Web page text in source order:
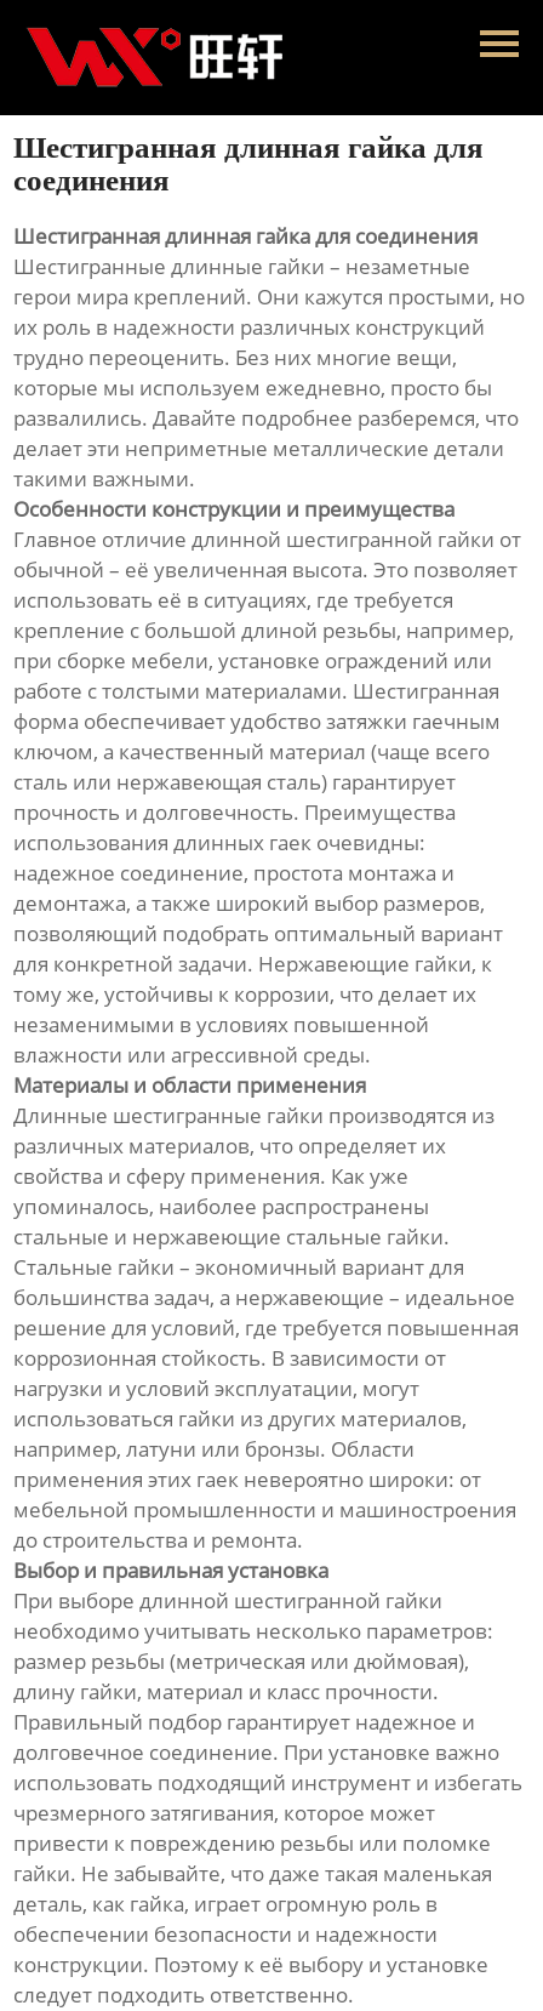
Главная
Продукция
Новости
Контакты
Шестигранная длинная гайка для
соединения
Шестигранная длинная гайка для соединения
Шестигранные длинные гайки – незаметные
герои мира креплений. Они кажутся простыми, но
их роль в надежности различных конструкций
трудно переоценить. Без них многие вещи,
которые мы используем ежедневно, просто бы
развалились. Давайте подробнее разберемся, что
делает эти неприметные металлические детали
такими важными.
Особенности конструкции и преимущества
Главное отличие длинной шестигранной гайки от
обычной – её увеличенная высота. Это позволяет
использовать её в ситуациях, где требуется
крепление с большой длиной резьбы, например,
при сборке мебели, установке ограждений или
работе с толстыми материалами. Шестигранная
форма обеспечивает удобство затяжки гаечным
ключом, а качественный материал (чаще всего
сталь или нержавеющая сталь) гарантирует
прочность и долговечность. Преимущества
использования длинных гаек очевидны:
надежное соединение, простота монтажа и
демонтажа, а также широкий выбор размеров,
позволяющий подобрать оптимальный вариант
для конкретной задачи. Нержавеющие гайки, к
тому же, устойчивы к коррозии, что делает их
незаменимыми в условиях повышенной
влажности или агрессивной среды.
Материалы и области применения
Длинные шестигранные гайки производятся из
различных материалов, что определяет их
свойства и сферу применения. Как уже
упоминалось, наиболее распространены
стальные и нержавеющие стальные гайки.
Стальные гайки – экономичный вариант для
большинства задач, а нержавеющие – идеальное
решение для условий, где требуется повышенная
коррозионная стойкость. В зависимости от
нагрузки и условий эксплуатации, могут
использоваться гайки из других материалов,
например, латуни или бронзы. Области
применения этих гаек невероятно широки: от
мебельной промышленности и машиностроения
до строительства и ремонта.
Выбор и правильная установка
При выборе длинной шестигранной гайки
необходимо учитывать несколько параметров:
размер резьбы (метрическая или дюймовая),
длину гайки, материал и класс прочности.
Правильный подбор гарантирует надежное и
долговечное соединение. При установке важно
использовать подходящий инструмент и избегать
чрезмерного затягивания, которое может
привести к повреждению резьбы или поломке
гайки. Не забывайте, что даже такая маленькая
деталь, как гайка, играет огромную роль в
обеспечении безопасности и надежности
конструкции. Поэтому к её выбору и установке
следует подходить ответственно.